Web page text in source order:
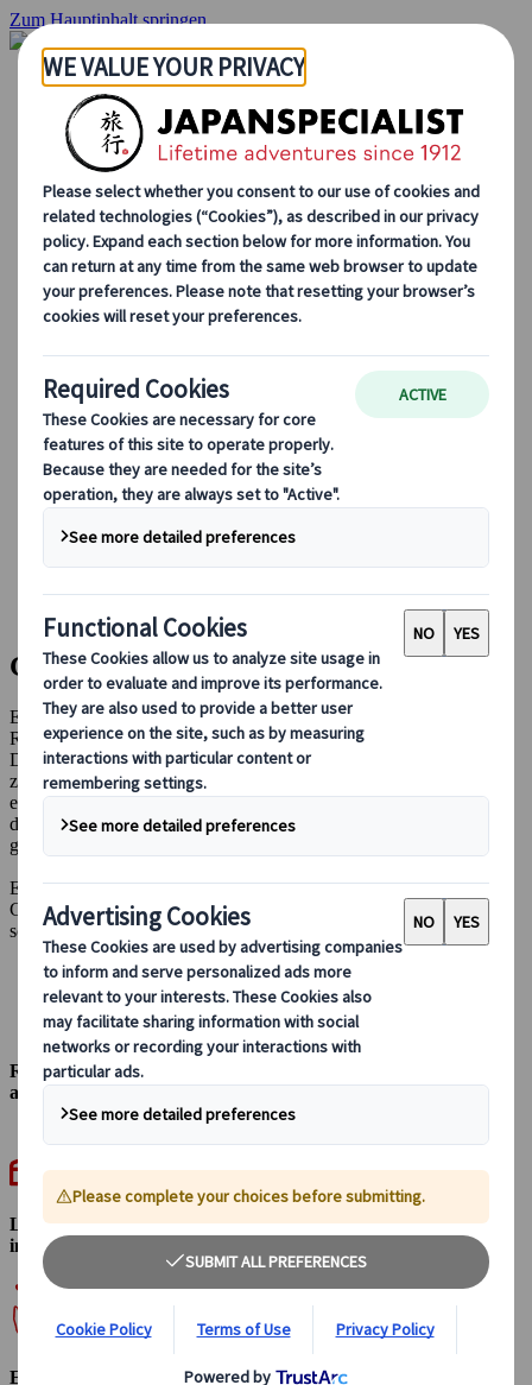
Zum Hauptinhalt springen
Startseite
Rundreisen
Individuelle Reisen
Gruppenreisen
Selbstfahrerreisen
Ausflüge
Maßgeschneiderte Gruppenreisen
Japan Rail Pass
Wie wir arbeiten
Über uns
Treffen Sie unser Team
Werden Sie Teil unseres Teams
Saisonale Reisetipps
Highlights des Reiseziels
Kulturelle Einblicke
Kulinarische Erlebnisse
Entdecke Japan mit dem Zug
Häufig gestellte Fragen
Wichtige Informationen
Etikette in Japan
Autofahren in Japan
Bei uns buchen
Japan Rail Pass
Unterkunft
Online-Beratung
Gruppenreisen
Erleben Sie Japans Highlights, ohne sich um die
Reisevorbereitungen kümmern zu müssen – unsere exklusiven
Deluxe-Gruppentouren, sorgfältig von unserem Expertenteam
zusammengestellt, decken alle wichtigen Arrangements ab,
einschließlich Unterkünften, lokalem Transport und Eintrittspreisen,
damit Sie sich entspannen und Japan in seiner ganzen Fülle
genießen können.
Entdecken Sie weniger bekannte Orte, faszinierende Kultur und
Geschichte mit erfahrenen Reiseleitern in kleinen Gruppen – und
schaffen Sie Erinnerungen, die ein Leben lang bleiben.
Reiseleitung
auf Deutsch
Lokaler Transport
inklusive
Entspannt